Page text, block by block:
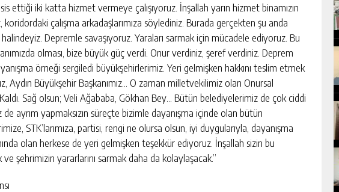
ettiği iki katta hizmet vermeye çalışıyoruz. İnşallah yarın hizmet binamızın
çalışma arkadaşlarımıza söylediniz. Burada gerçekten şu anda
Depremle savaşıyoruz. Yaraları sarmak için mücadele ediyoruz. Bu
olması, bize büyük güç verdi. Onur verdiniz, şeref verdiniz. Deprem
örneği sergiledi büyükşehirlerimiz. Yeri gelmişken hakkını teslim etmek
Aydın Büyükşehir Başkanımız… O zaman milletvekilimiz olan Onursal
Sağ olsun; Veli Ağababa, Gökhan Bey… Bütün belediyelerimiz de çok ciddi
ayrım yapmaksızın süreçte bizimle dayanışma içinde olan bütün
STK’larımıza, partisi, rengi ne olursa olsun, iyi duygularıyla, dayanışma
olan herkese de yeri gelmişken teşekkür ediyoruz. İnşallah sizin bu
şehrimizin yararlarını sarmak daha da kolaylaşacak.”